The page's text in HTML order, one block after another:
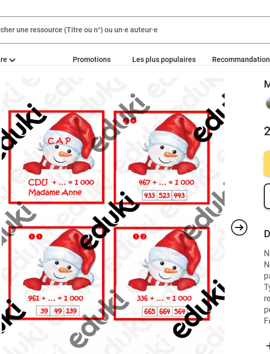
Promotions Les plus populaires